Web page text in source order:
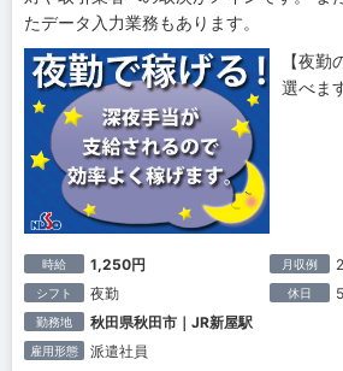
たデータ入力業務もあります。
【夜
選べま
時給 1,250円 月収例
シフト 夜勤 休日
勤務地 秋田県秋田市｜JR新屋駅
雇用形態 派遣社員